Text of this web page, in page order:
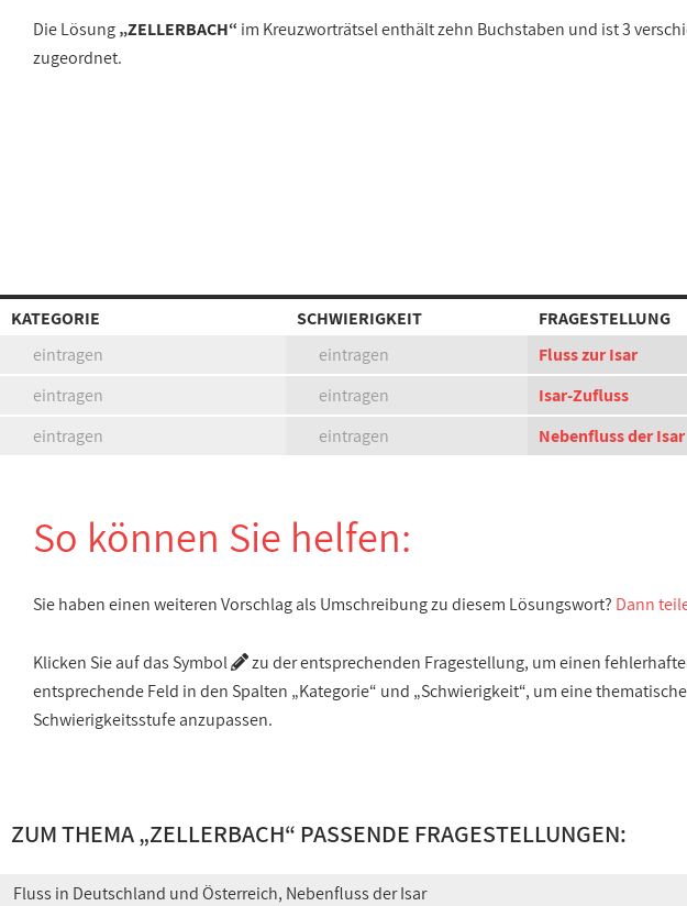
Die Lösung„ZELLERBACH“ im Kreuzworträtsel enthält zehn Buchstaben und ist 3
zugeordnet.
KATEGORIE SCHWIERIGKEIT
FRAGESTELLUNG
eintragen
eintragen
Fluss zur Isar
eintragen
eintragen
Isar-Zufluss
eintragen
eintragen Nebenfluss der Isar
So können Sie helfen:
Sie haben einen weiteren Vorschlag als Umschreibung zu diesem Lösungswort? Dann
Klicken Sie auf das Symbol
zu der entsprechenden Fragestellung, um einen
entsprechende Feld in den Spalten „Kategorie“ und „Schwierigkeit“, um eine
Schwierigkeitsstufe anzupassen.
ZUM THEMA „ZELLERBACH“ PASSENDE FRAGESTELLUNGEN:
Fluss in Deutschland und Österreich, Nebenfluss der Isar